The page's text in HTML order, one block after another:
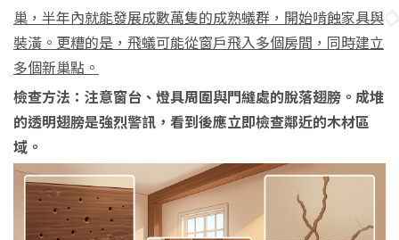
巢，半年內就能發展成數萬隻的成熟蟻群，開始啃蝕家具與
裝潢。更糟的是，飛蟻可能從窗戶飛入多個房間，同時建立
多個新巢點。
檢查方法：注意窗台、燈具周圍與門縫處的脫落翅膀。成堆
的透明翅膀是強烈警訊，看到後應立即檢查鄰近的木材區
域。